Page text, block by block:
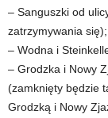
– Sanguszki od
zatrzymywania się);
– Wodna i
– Grodzka i Nowy
(zamknięty będzie
Grodzką i Nowy